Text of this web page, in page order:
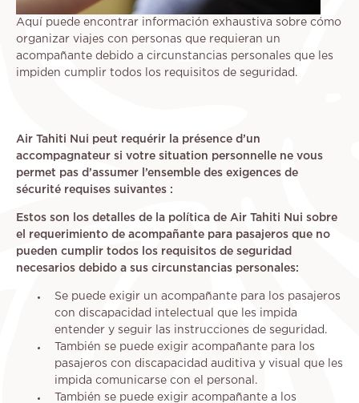
Aquí puede encontrar información exhaustiva sobre cómo
organizar viajes con personas que requieran un
acompañante debido a circunstancias personales que les
impiden cumplir todos los requisitos de seguridad.
Air Tahiti Nui peut requérir la présence d’un
accompagnateur si votre situation personnelle ne vous
permet pas d’assumer l’ensemble des exigences de
sécurité requises suivantes :
Estos son los detalles de la política de Air Tahiti Nui sobre
el requerimiento de acompañante para pasajeros que no
pueden cumplir todos los requisitos de seguridad
necesarios debido a sus circunstancias personales:
Se puede exigir un acompañante para los pasajeros
con discapacidad intelectual que les impida
entender y seguir las instrucciones de seguridad.
También se puede exigir acompañante para los
pasajeros con discapacidad auditiva y visual que les
impida comunicarse con el personal.
También se puede exigir acompañante a los